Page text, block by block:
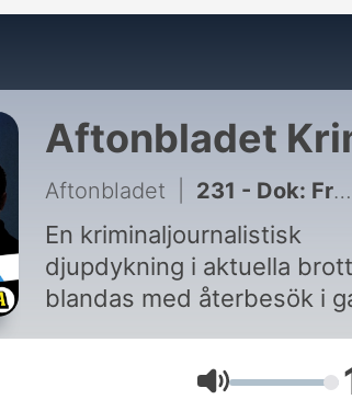
Aftonbladet
Aftonbladet 231 - Dok: Fryshusmordet
En kriminaljournalistisk
djupdykning i aktuella brott
blandas med återbesök i
Johansson, Marcus
Mariela Quintana Melin.
Volume